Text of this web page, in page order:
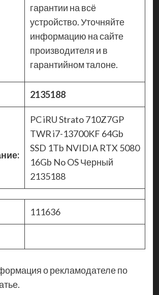
гарантии на всё
устройство. Уточняйте
информацию на сайте
производителя и в
гарантийном талоне.
2135188
PC iRU Strato 710Z7GP
TWR i7-13700KF 64Gb
SSD 1Tb NVIDIA RTX 5080
16Gb No OS Черный
2135188
111636
о рекламодателе по